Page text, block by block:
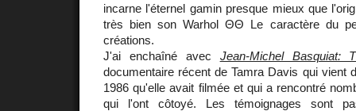
incarne l'éternel gamin presque mieux que
très bien son Warhol ΘΘ Le caractère du
créations.
J'ai enchaîné avec Jean-Michel Basquiat:
documentaire récent de Tamra Davis qui vient
1986 qu'elle avait filmée et qui a rencontré
qui l'ont côtoyé. Les témoignages sont